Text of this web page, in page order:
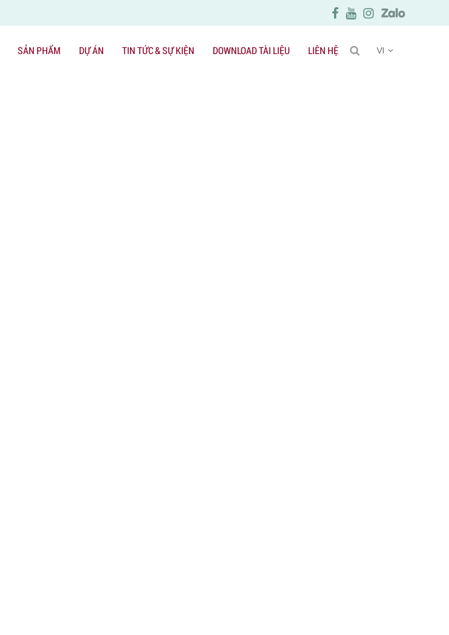
SẢN PHẨM DỰ ÁN TIN TỨC & SỰ KIỆN DOWNLOAD TÀI LIỆU LIÊN HỆ VI